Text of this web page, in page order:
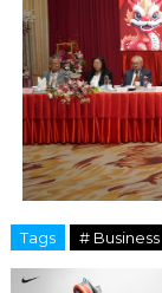
Tags # Business